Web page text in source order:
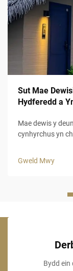
Sut Mae
Hydferedd a
Mae dewis y
cynhyrchus yn
wedi diwydrio'r
Gweld Mwy
Bydd